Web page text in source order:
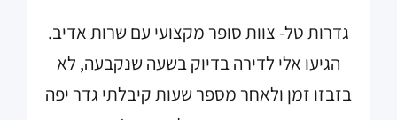
גדרות טל- צוות סופר מקצועי עם שרות אדיב.
הגיעו אלי לדירה בדיוק בשעה שנקבעה, לא
בזבזו זמן ולאחר מספר שעות קיבלתי גדר יפה